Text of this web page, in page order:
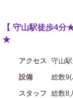
【 守山駅徒歩4
★
アクセス
守山
設備
総数
スタッフ
総数8